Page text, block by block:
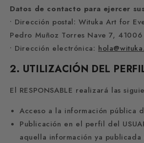
Datos de contacto para ejercer
• Dirección postal: Wituka Art for
Pedro Muñoz Torres Nave 7, 41006
• Dirección electrónica:
2. UTILIZACIÓN DEL
El RESPONSABLE realizará las
Acceso a la información pública
Publicación en el perfil del
aquella información ya